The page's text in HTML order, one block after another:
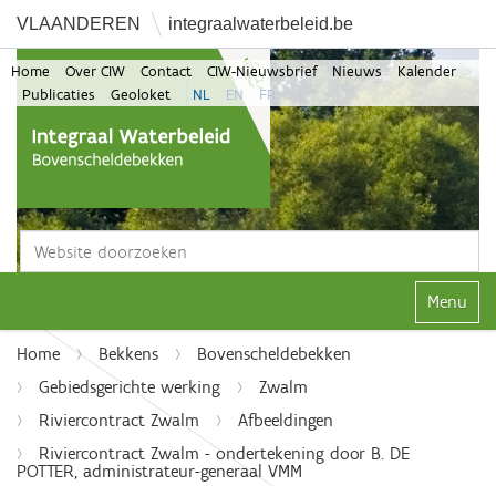
VLAANDEREN integraalwaterbeleid.be
Zoek
Home Over CIW Contact CIW-Nieuwsbrief Nieuws
Kalender
Publicaties
Geoloket NL EN FR
Klap
Home Bekkens
Bovenscheldebekken
Gebiedsgerichte werking
Zwalm
Riviercontract Zwalm
Afbeeldingen
Riviercontract Zwalm - ondertekening door B. DE
POTTER, administrateur-generaal VMM